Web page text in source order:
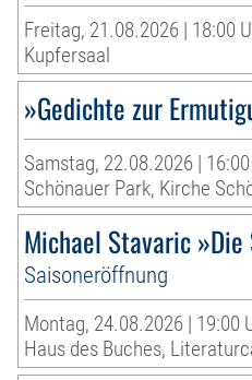
Freitag, 21.08.2026 | 18:00
Kupfersaal
»Gedichte zur
Samstag, 22.08.2026 |
Schönauer Park, Kirche
Michael Stavaric
Saisoneröffnung
Montag, 24.08.2026 | 19:00
Haus des Buches,